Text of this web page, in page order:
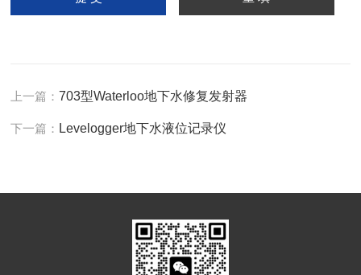
上一篇：703型Waterloo地下水修复发射器
下一篇： Levelogger地下水液位记录仪